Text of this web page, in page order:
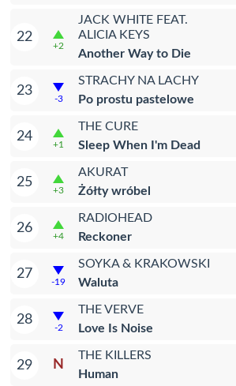
22
+2
JACK WHITE FEAT.
ALICIA KEYS
Another Way to Die
23
-3
STRACHY NA LACHY
Po prostu pastelowe
24
+1
THE CURE
Sleep When I'm Dead
25
+3
AKURAT
Żółty wróbel
26
+4
RADIOHEAD
Reckoner
27
-19
SOYKA & KRAKOWSKI
Waluta
28
-2
THE VERVE
Love Is Noise
29 N
THE KILLERS
Human